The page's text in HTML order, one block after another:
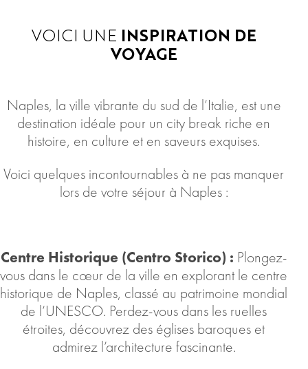
VOICI UNE INSPIRATION DE
VOYAGE
Naples, la ville vibrante du sud de l’Italie, est une
destination idéale pour un city break riche en
histoire, en culture et en saveurs exquises.
Voici quelques incontournables à ne pas manquer
lors de votre séjour à Naples :
Centre Historique (Centro Storico) : Plongez-
vous dans le cœur de la ville en explorant le centre
historique de Naples, classé au patrimoine mondial
de l’UNESCO. Perdez-vous dans les ruelles
étroites, découvrez des églises baroques et
admirez l’architecture fascinante.